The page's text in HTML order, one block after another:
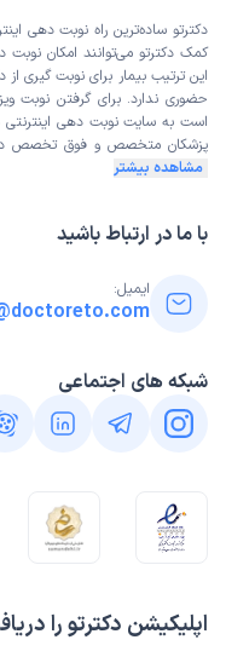
این پزشک را پیشنهاد
زمان انتظار: بیش از 90 دقیقه
من پسر9سالمو
کرد و دارو نوشت همین
باشه اصلا وقت نزاشت
کاربر دکترتو
این پزشک را پیشنهاد
هم آقای دکتر هم خانم
خیرشون بده
محبوبه
زمان انتظار:0-15 دقیقه
اپلیکیشن دکترتو را
دکترتو ساده‌ترین راه نوبت‌ دهی
کمک دکترتو می‌توانند امکان نوبت
این ترتیب بیمار برای نوبت گیری
حضوری ندارد. برای گرفتن نوبت
است به سایت نوبت دهی اینترنتی
پزشکان متخصص و فوق تخصص
مشاهده بیشتر
با ما در ارتباط باشید
ایمیل:
شبکه های اجتماعی